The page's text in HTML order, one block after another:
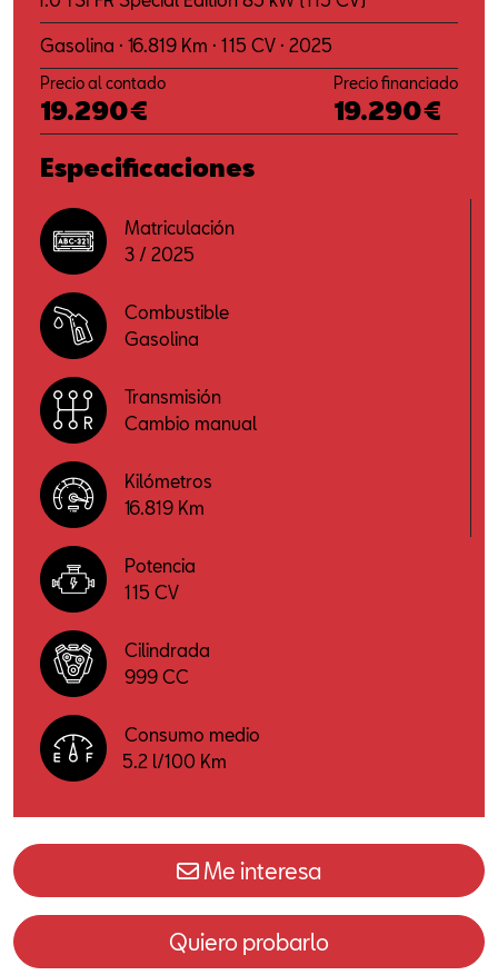
Gasolina · 16.819 Km · 115 CV · 2025
Precio al contado
19.290€
Precio financiado
19.290€
Especificaciones
Matriculación
3 / 2025
Combustible
Gasolina
Transmisión
Cambio manual
Kilómetros
16.819 Km
Potencia
115 CV
Cilindrada
999 CC
Consumo medio
5.2 l/100 Km
Me interesa
Quiero probarlo